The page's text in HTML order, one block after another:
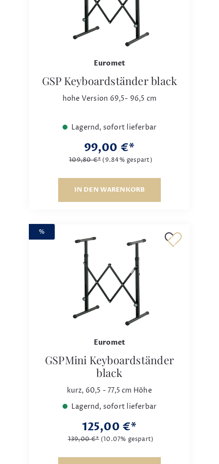
Euromet
GSP Keyboardständer black
hohe Version 69,5- 96,5 cm
Lagernd, sofort lieferbar
99,00 €*
109,80 €* (9.84% gespart)
IN DEN WARENKORB
%
Euromet
GSPMini Keyboardständer
black
kurz, 60,5 - 77,5 cm Höhe
Lagernd, sofort lieferbar
125,00 €*
139,00 €* (10.07% gespart)